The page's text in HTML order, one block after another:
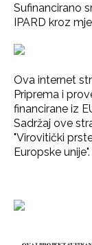
Sufinancirano
IPARD kroz
Ova internet
Priprema i
financirane iz
Sadržaj ove
"Virovitički
Europske unije".